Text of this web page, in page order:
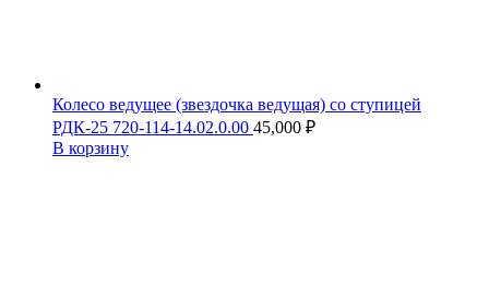
Колесо ведущее (звездочка ведущая) со ступицей
РДК-25 720-114-14.02.0.00 45,000 ₽
В корзину